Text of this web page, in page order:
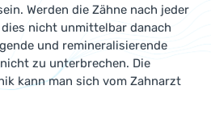
Werden die Zähne nach jeder
nicht unmittelbar danach
und remineralisierende
zu unterbrechen. Die
kann man sich vom Zahnarzt